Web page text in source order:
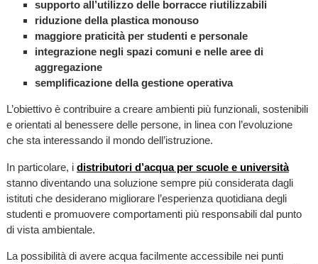
supporto all’utilizzo delle borracce riutilizzabili
riduzione della plastica monouso
maggiore praticità per studenti e personale
integrazione negli spazi comuni e nelle aree di
aggregazione
semplificazione della gestione operativa
L’obiettivo è contribuire a creare ambienti più funzionali, sostenibili
e orientati al benessere delle persone, in linea con l’evoluzione
che sta interessando il mondo dell’istruzione.
In particolare, i distributori d’acqua per scuole e università
stanno diventando una soluzione sempre più considerata dagli
istituti che desiderano migliorare l’esperienza quotidiana degli
studenti e promuovere comportamenti più responsabili dal punto
di vista ambientale.
La possibilità di avere acqua facilmente accessibile nei punti